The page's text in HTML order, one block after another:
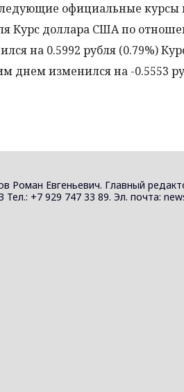
официальные курсы
Курс доллара США по
на 0.5992 рубля (0.79%)
днем изменился на -0.5553
Роман Евгеньевич. Главный
Тел.: +7 929 747 33 89. Эл. почта: